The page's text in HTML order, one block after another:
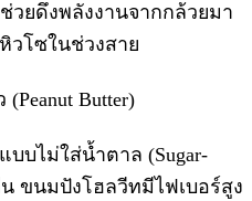
ยดึงพลังงานจากกล้วยมา
วโซในช่วงสาย
Butter)
บบไม่ใส่น้ำตาล (Sugar-
ขนมปังโฮลวีทมีไฟเบอร์สูง